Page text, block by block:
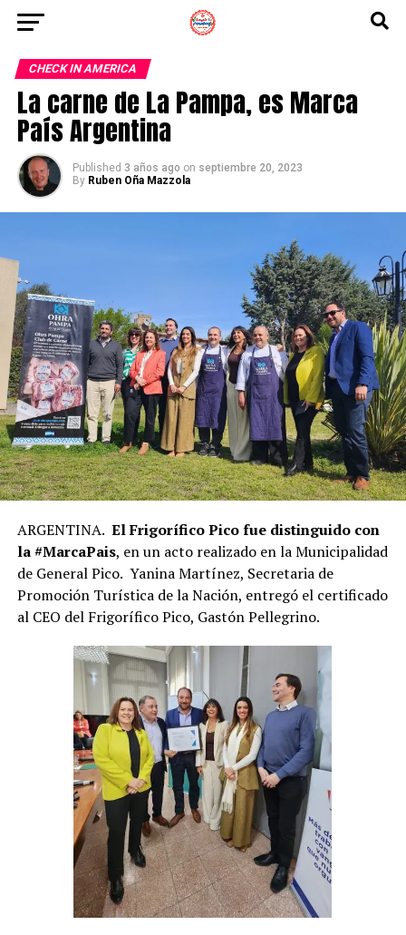
CHECK IN AMERICA
La carne de La Pampa, es Marca
País Argentina
Published 3 años ago on septiembre 20, 2023
By Ruben Oña Mazzola
ARGENTINA. El Frigorífico Pico fue distinguido con
la #MarcaPais, en un acto realizado en la Municipalidad
de General Pico. Yanina Martínez, Secretaria de
Promoción Turística de la Nación, entregó el certificado
al CEO del Frigorífico Pico, Gastón Pellegrino.